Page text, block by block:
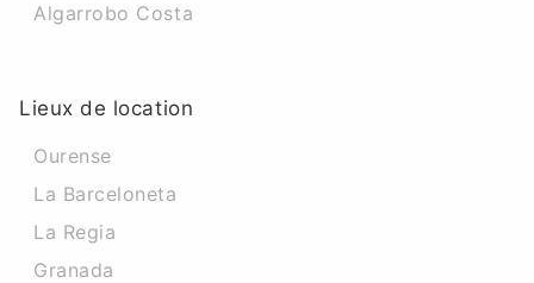
Algarrobo Costa
Lieux de location
Ourense
La Barceloneta
La Regia
Granada